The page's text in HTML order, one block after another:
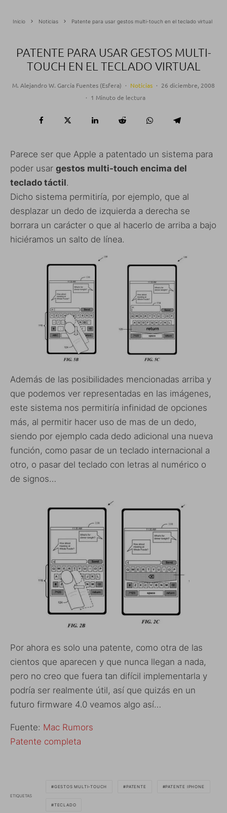
Inicio Noticias Patente para usar gestos multi-touch en el teclado virtual
PATENTE PARA USAR GESTOS MULTI-
TOUCH EN EL TECLADO VIRTUAL
M. Alejandro W. García Fuentes (Esfera) · Noticias · 26 diciembre, 2008
· 1 Minuto de lectura
Parece ser que Apple a patentado un sistema para
poder usar gestos multi-touch encima del
teclado táctil.
Dicho sistema permitiría, por ejemplo, que al
desplazar un dedo de izquierda a derecha se
borrara un carácter o que al hacerlo de arriba a bajo
hiciéramos un salto de línea.
Además de las posibilidades mencionadas arriba y
que podemos ver representadas en las imágenes,
este sistema nos permitiría infinidad de opciones
más, al permitir hacer uso de mas de un dedo,
siendo por ejemplo cada dedo adicional una nueva
función, como pasar de un teclado internacional a
otro, o pasar del teclado con letras al numérico o
de signos…
Por ahora es solo una patente, como otra de las
cientos que aparecen y que nunca llegan a nada,
pero no creo que fuera tan difícil implementarla y
podría ser realmente útil, así que quizás en un
futuro firmware 4.0 veamos algo así…
Fuente: Mac Rumors
Patente completa
ETIQUETAS
GESTOS MULTI-TOUCH PATENTE PATENTE IPHONE
TECLADO